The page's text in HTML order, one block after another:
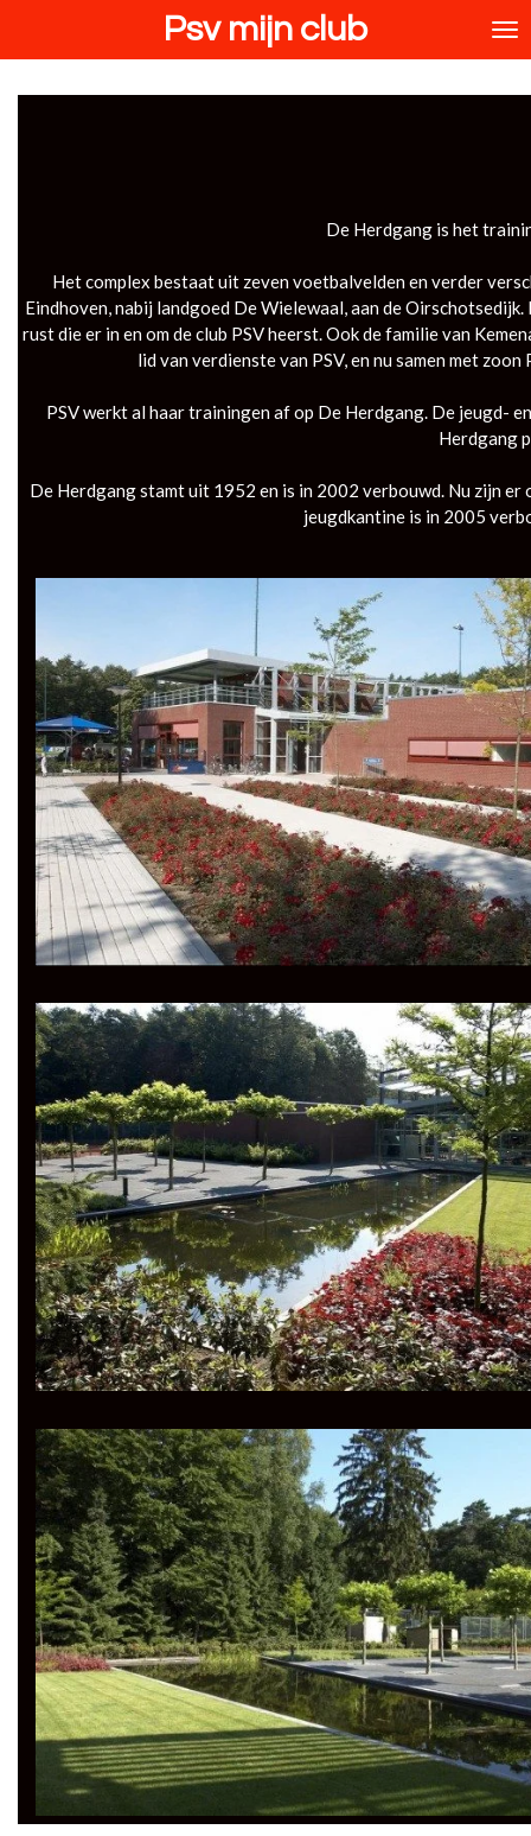
de
Psv mijn club
De Herdgang is het
Het complex bestaat uit zeven voetbalvelden en verder
Eindhoven, nabij landgoed De Wielewaal, aan de
rust die er in en om de club PSV heerst. Ook de familie van
lid van verdienste van PSV, en nu samen met
PSV werkt al haar trainingen af op De Herdgang. De jeugd-
Herdgang
De Herdgang stamt uit 1952 en is in 2002 verbouwd. Nu zijn
jeugdkantine is in 2005